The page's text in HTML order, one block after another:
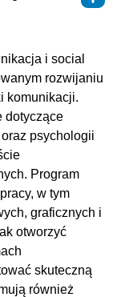
i social
rozwijaniu
komunikacji.
dotyczące
psychologii
Program
w tym
graficznych i
otworzyć
skuteczną
również